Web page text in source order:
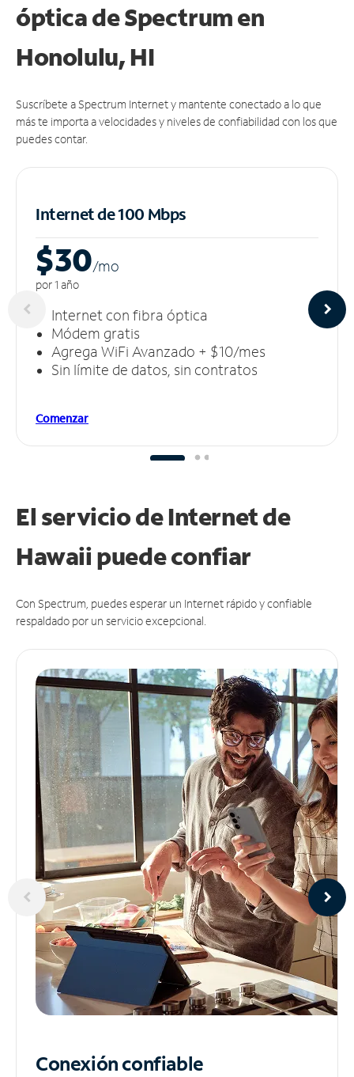
óptica de Spectrum en
Honolulu, HI
Suscríbete a Spectrum Internet y mantente conectado a lo que
más te importa a velocidades y niveles de confiabilidad con los que
puedes contar.
Internet de 100 Mbps
$30/mo
por 1 año
Internet con fibra óptica
Módem gratis
Agrega WiFi Avanzado + $10/mes
Sin límite de datos, sin contratos
Comenzar
El servicio de Internet de
Hawaii puedeconfiar
Con Spectrum, puedes esperar un Internet rápido y confiable
respaldado por un servicio excepcional.
Conexión confiable